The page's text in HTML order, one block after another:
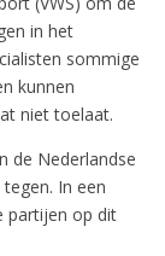
in het
sommige
kunnen
niet toelaat.
de Nederlandse
In een
partijen op dit